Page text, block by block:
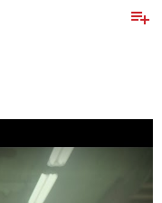
playlist_add